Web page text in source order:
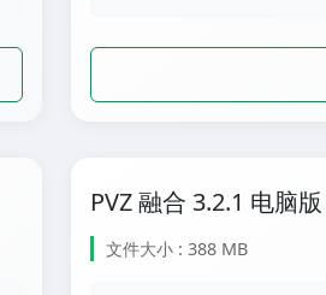
PVZ 融合 3.2.1 电脑版
文件大小 : 388 MB